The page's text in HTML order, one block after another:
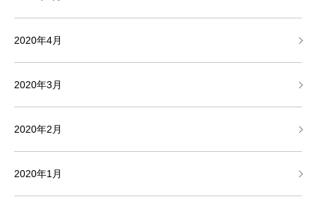
2020年4月
2020年3月
2020年2月
2020年1月